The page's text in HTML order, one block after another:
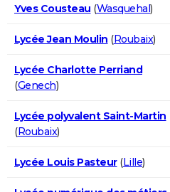
Yves Cousteau (Wasquehal)
Lycée Jean Moulin (Roubaix)
Lycée Charlotte Perriand
(Genech)
Lycée polyvalent Saint-Martin
(Roubaix)
Lycée Louis Pasteur(Lille)